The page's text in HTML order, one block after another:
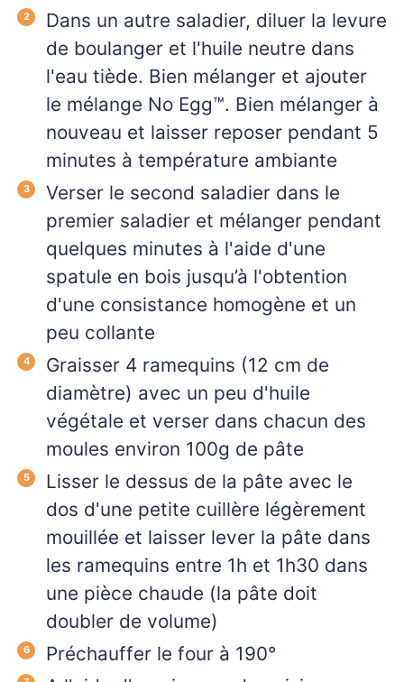
Dans un autre saladier, diluer la levure
de boulanger et l'huile neutre dans
l'eau tiède. Bien mélanger et ajouter
le mélange No Egg™. Bien mélanger à
nouveau et laisser reposer pendant 5
minutes à température ambiante
Verser le second saladier dans le
premier saladier et mélanger pendant
quelques minutes à l'aide d'une
spatule en bois jusqu’à l'obtention
d'une consistance homogène et un
peu collante
Graisser 4 ramequins (12 cm de
diamètre) avec un peu d'huile
végétale et verser dans chacun des
moules environ 100g de pâte
Lisser le dessus de la pâte avec le
dos d'une petite cuillère légèrement
mouillée et laisser lever la pâte dans
les ramequins entre 1h et 1h30 dans
une pièce chaude (la pâte doit
doubler de volume)
Préchauffer le four à 190°